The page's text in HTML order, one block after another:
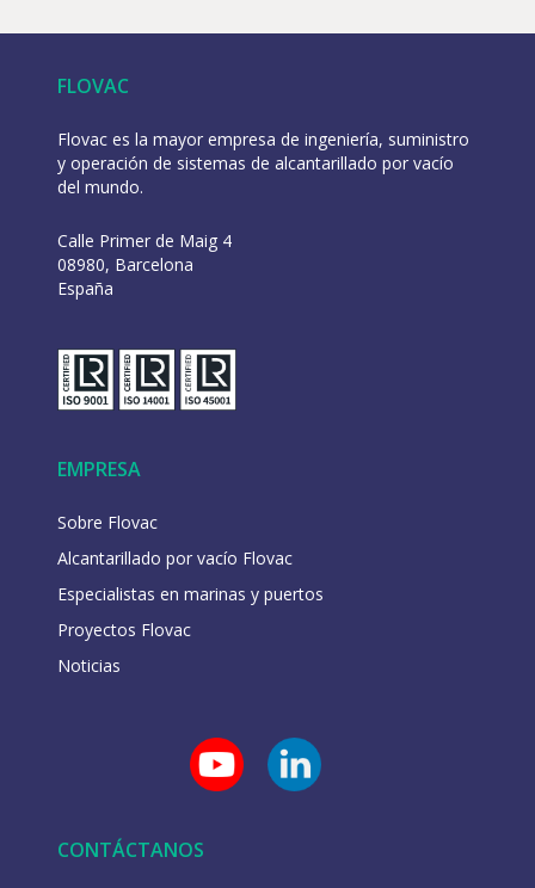
FLOVAC
Flovac es la mayor empresa de ingeniería, suministro
y operación de sistemas de alcantarillado por vacío
del mundo.
Calle Primer de Maig 4
08980, Barcelona
España
EMPRESA
Sobre Flovac
Alcantarillado por vacío Flovac
Especialistas en marinas y puertos
Proyectos Flovac
Noticias
CONTÁCTANOS